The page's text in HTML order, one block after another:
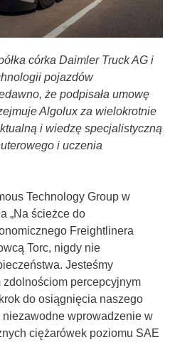
córka Daimler Truck AG i
pojazdów
że podpisała umowę
Algolux za wielokrotnie
i wiedzę specjalistyczną
i uczenia
Technology Group w
„Na ścieżce do
Freightlinera
Torc, nigdy nie
Jesteśmy
percepcyjnym
do osiągnięcia naszego
wprowadzenie w
ciężarówek poziomu SAE